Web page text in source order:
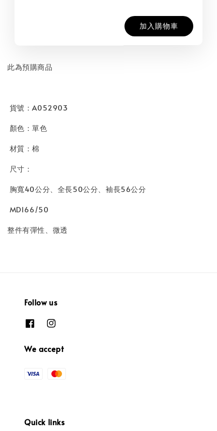
加入購物車
此為預購商品
貨號：A052903
顏色：單色
材質：棉
尺寸：
胸寬40公分、全長50公分、袖長56公分
MD166/50
整件有彈性、微透
Follow us
We accept
Quick links